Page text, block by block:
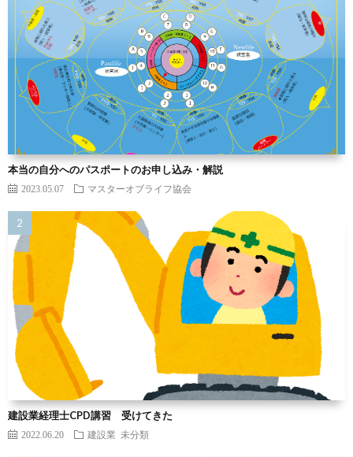
本当の自分へのパスポートのお申し込み・解説
2023.05.07 マスターオブライフ協会
建設業経理士CPD講習 受けてきた
2022.06.20 建設業 未分類